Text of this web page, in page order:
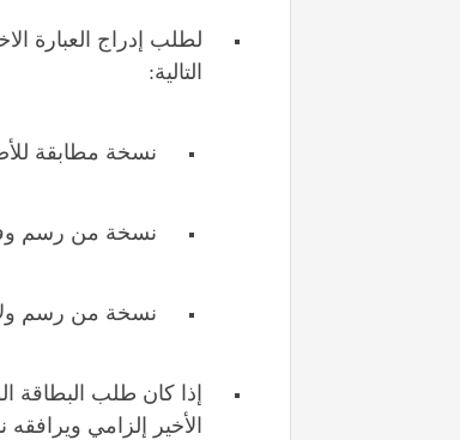
لطلب إدراج العبارة
التالية:
نسخة مطابقة
نسخة من رسم
نسخة من رسم
إذا كان طلب البطاقة
الأخير إلزامي